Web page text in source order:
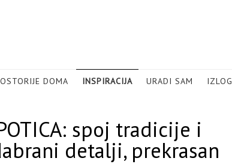
DOMA INSPIRACIJA URADI SAM IZLOG
spoj tradicije i
detalji, prekrasan